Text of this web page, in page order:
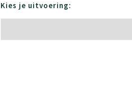
Kies je uitvoering: